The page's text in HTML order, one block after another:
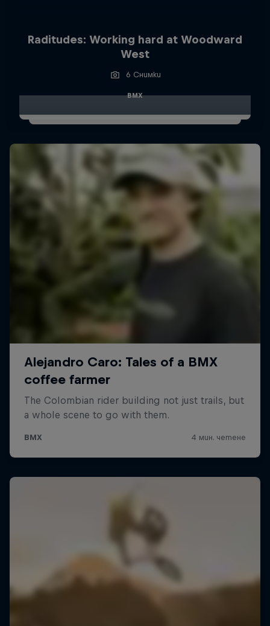
Raditudes: Working hard at Woodward
West
6 Снимки
BMX